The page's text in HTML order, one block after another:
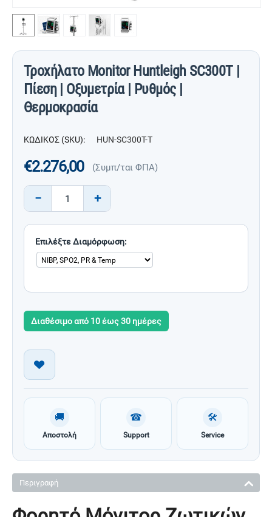
Τροχήλατο Monitor Huntleigh SC300T |
Πίεση | Οξυμετρία | Ρυθμός |
Θερμοκρασία
ΚΩΔΙΚΟΣ (SKU): HUN-SC300T-T
€2.276,00 (Συμπ/ται ΦΠΑ)
+
−
Επιλέξτε Διαμόρφωση:
Διαθέσιμο από 10 έως 30 ημέρες
🚚
Αποστολή
☎
Support
🛠
Service
Περιγραφή